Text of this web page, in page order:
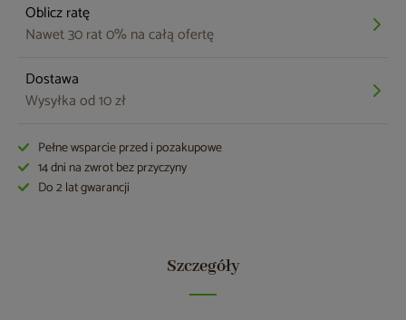
Oblicz ratę
Nawet 30 rat 0% na całą ofertę
Dostawa
Wysyłka od 10 zł
Pełne wsparcie przed i pozakupowe
14 dni na zwrot bez przyczyny
Do 2 lat gwarancji
Szczegóły